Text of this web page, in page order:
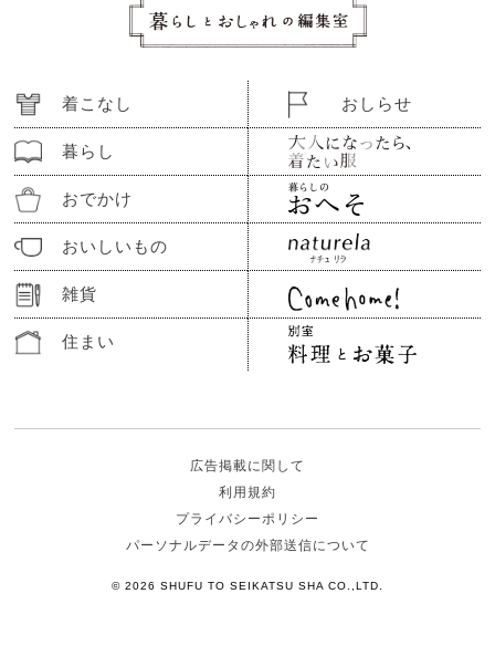
着こなし
暮らし
おでかけ
おいしいもの
雑貨
住まい
おしらせ
広告掲載に関して
利用規約
プライバシーポリシー
パーソナルデータの外部送信について
© 2026 SHUFU TO SEIKATSU SHA CO.,LTD.